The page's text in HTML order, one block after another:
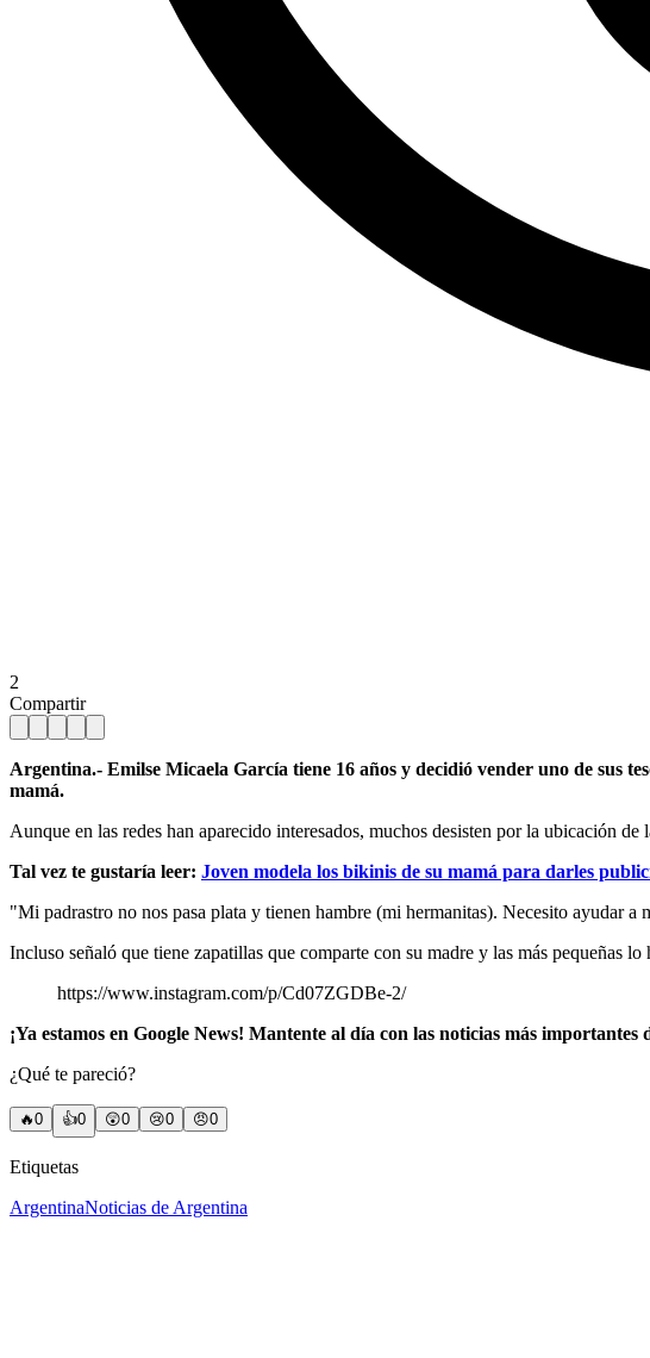
2
Compartir
Argentina.- Emilse Micaela García tiene 16 años y decidió vender uno de sus
mamá.
Aunque en las redes han aparecido interesados, muchos desisten por la ubicación de
Tal vez te gustaría leer: Joven modela los bikinis de su mamá para darles
"Mi padrastro no nos pasa plata y tienen hambre (mi hermanitas). Necesito ayudar
Incluso señaló que tiene zapatillas que comparte con su madre y las más pequeñas
https://www.instagram.com/p/Cd07ZGDBe-2/
¡Ya estamos en Google News! Mantente al día con las noticias más
¿Qué te pareció?
🔥0 👍0 😲0 😢0 😠0
Etiquetas
ArgentinaNoticias de Argentina